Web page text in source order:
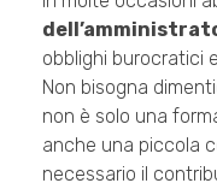
obblighi burocratici
Non bisogna
non è solo una
anche una piccola
necessario il